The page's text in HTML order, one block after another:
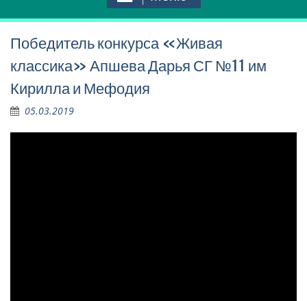
Победитель конкурса «Живая
классика» Апшева Дарья СГ №11 им
Кирилла и Мефодия
05.03.2019